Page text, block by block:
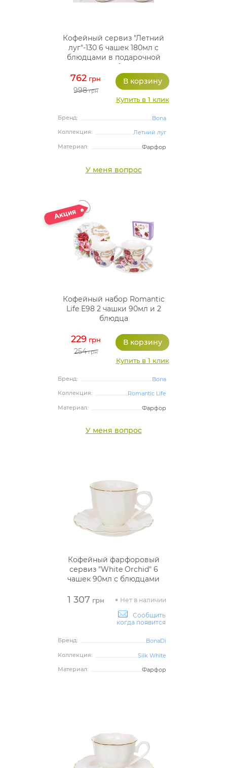
Кофейный сервиз "Летний
луг"-130 6 чашек 180мл с
блюдцами в подарочной
коробке
762 грн
998грн
Купить в 1 клик
Бренд:
Bona
Коллекция:
Летний луг
Материал:
Фарфор
У меня вопрос
Кофейный набор Romantic
Life E98 2 чашки 90мл и 2
блюдца
229грн
254грн
Купить в 1 клик
Бренд:
Bona
Коллекция:
Romantic Life
Материал:
Фарфор
У меня вопрос
Кофейный фарфоровый
сервиз "White Orchid" 6
чашек 90мл с блюдцами
1 307 грн
Нет в наличии
Сообщить
когда появится
Бренд:
BonaDi
Коллекция:
Silk White
Материал:
Фарфор